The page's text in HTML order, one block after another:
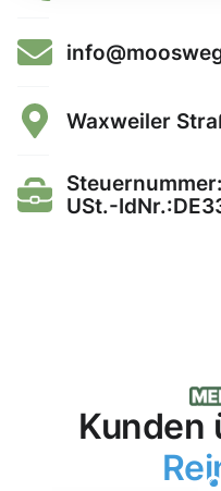
Waxweiler
USt.-
Kunden